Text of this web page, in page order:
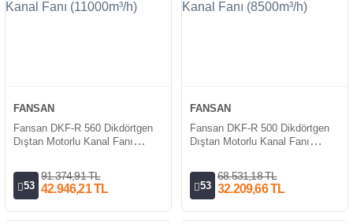
FANSAN
Fansan DKF-R 560 Dikdörtgen
Dıştan Motorlu Kanal Fanı
53
91.374,91 TL
42.946,21 TL
FANSAN
Fansan DKF-R 500 Dikdörtgen
Dıştan Motorlu Kanal Fanı
53
68.531,18 TL
32.209,66 TL